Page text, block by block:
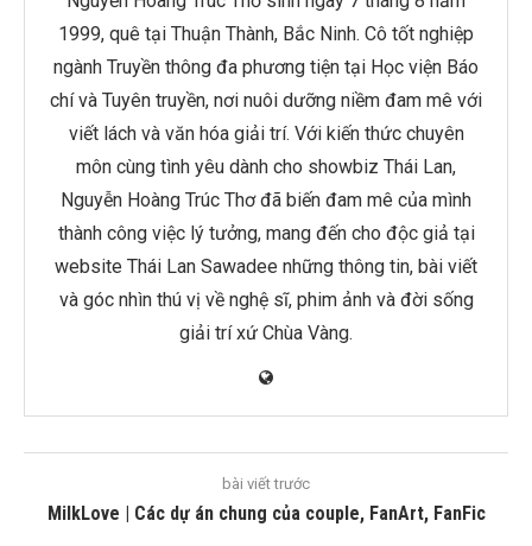
1999, quê tại Thuận Thành, Bắc Ninh. Cô tốt nghiệp
ngành Truyền thông đa phương tiện tại Học viện Báo
chí và Tuyên truyền, nơi nuôi dưỡng niềm đam mê với
viết lách và văn hóa giải trí. Với kiến thức chuyên
môn cùng tình yêu dành cho showbiz Thái Lan,
Nguyễn Hoàng Trúc Thơ đã biến đam mê của mình
thành công việc lý tưởng, mang đến cho độc giả tại
website Thái Lan Sawadee những thông tin, bài viết
và góc nhìn thú vị về nghệ sĩ, phim ảnh và đời sống
giải trí xứ Chùa Vàng.
bài viết trước
MilkLove | Các dự án chung của couple, FanArt, FanFic